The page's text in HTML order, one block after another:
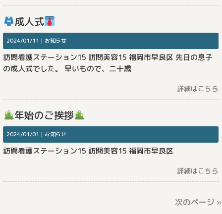
成人式
2024/01/11｜ お知らせ
訪問看護ステーション15 訪問美容15 福岡市早良区 先日の息子
の成人式でした。 早いもので、二十歳
詳細はこちら
年始のご挨拶
2024/01/01｜ お知らせ
訪問看護ステーション15 訪問美容15 福岡市早良区
詳細はこちら
次のページ »